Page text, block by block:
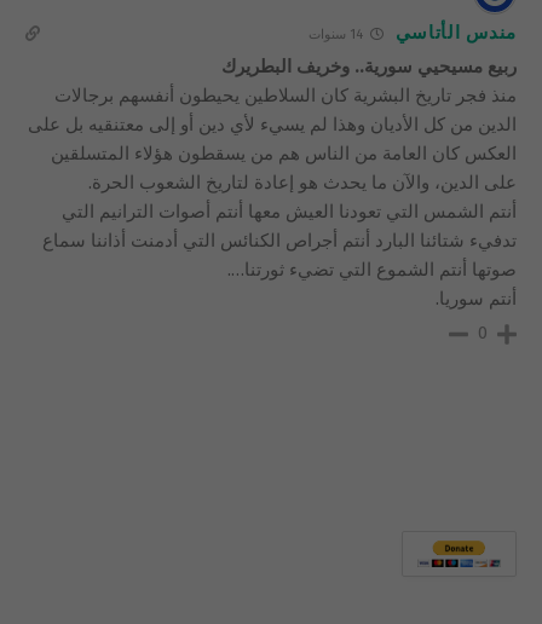
مندس الأتاسي 14 سنوات
ربيع مسيحيي سورية.. وخريف البطريرك
منذ فجر تاريخ البشرية كان السلاطين يحيطون أنفسهم برجالات
الدين من كل الأديان وهذا لم يسيء لأي دين أو إلى معتنقيه بل على
العكس كان العامة من الناس هم من يسقطون هؤلاء المتسلقين
على الدين، والآن ما يحدث هو إعادة لتاريخ الشعوب الحرة.
أنتم الشمس التي تعودنا العيش معها أنتم أصوات الترانيم التي
تدفيء شتائنا البارد أنتم أجراص الكنائس التي أدمنت أذاننا سماع
صوتها أنتم الشموع التي تضيء ثورتنا….
أنتم سوريا.
0